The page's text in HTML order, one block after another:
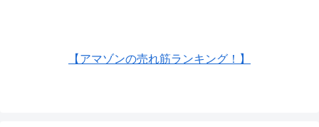
【アマゾンの売れ筋ランキング！】